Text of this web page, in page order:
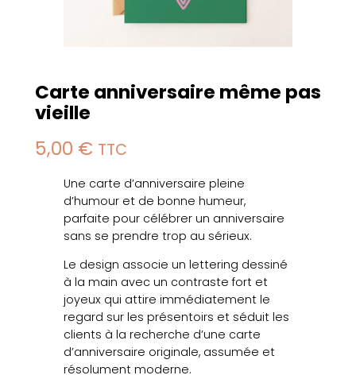
Carte anniversaire même pas
vieille
5,00 € TTC
Une carte d’anniversaire pleine
d’humour et de bonne humeur,
parfaite pour célébrer un anniversaire
sans se prendre trop au sérieux.
Le design associe un lettering dessiné
à la main avec un contraste fort et
joyeux qui attire immédiatement le
regard sur les présentoirs et séduit les
clients à la recherche d’une carte
d’anniversaire originale, assumée et
résolument moderne.